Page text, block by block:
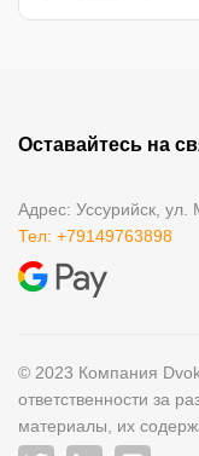
Оставайтесь на
Адрес: Уссурийск, ул.
Тел: +79149763898
© 2023 Компания
ответственности за
материалы, их